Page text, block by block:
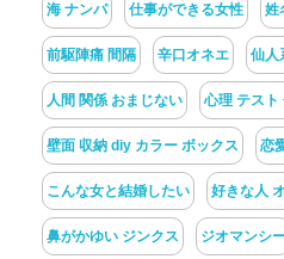
海 ナンパ 仕事ができる女性 姓
前駆陣痛 間隔 辛口オネエ 仙人
人間 関係 おまじない 心理 テスト
壁面 収納 diy カラー ボックス 恋
こんな女と結婚したい 好きな人
鼻がかゆい ジンクス ジオマンシ